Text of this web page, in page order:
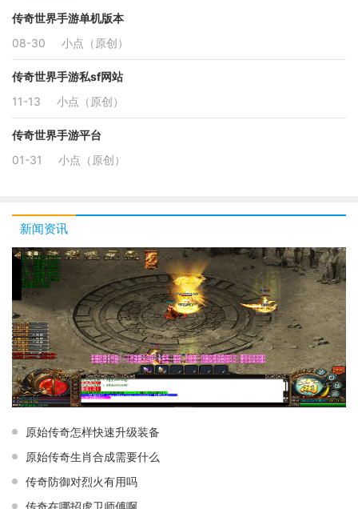
传奇世界手游单机版本
08-30
小点（原创）
传奇世界手游私sf网站
11-13
小点（原创）
传奇世界手游平台
01-31
小点（原创）
新闻资讯
原始传奇怎样快速升级装备
原始传奇生肖合成需要什么
传奇防御对烈火有用吗
传奇在哪招虎卫师傅啊